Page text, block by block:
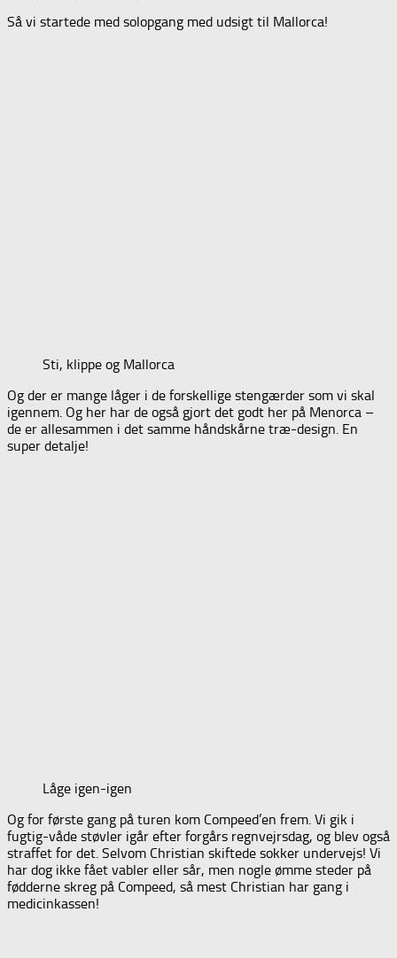
Så vi startede med solopgang med udsigt til Mallorca!
Sti, klippe og Mallorca
Og der er mange låger i de forskellige stengærder som vi skal
igennem. Og her har de også gjort det godt her på Menorca –
de er allesammen i det samme håndskårne træ-design. En
super detalje!
Låge igen-igen
Og for første gang på turen kom Compeed’en frem. Vi gik i
fugtig-våde støvler igår efter forgårs regnvejrsdag, og blev også
straffet for det. Selvom Christian skiftede sokker undervejs! Vi
har dog ikke fået vabler eller sår, men nogle ømme steder på
fødderne skreg på Compeed, så mest Christian har gang i
medicinkassen!